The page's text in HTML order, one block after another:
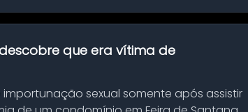
que era vítima de
sexual somente após assistir